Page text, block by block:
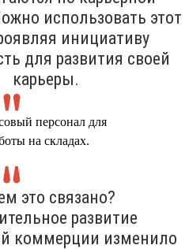
использовать этот
инициативу
для развития своей
карьеры.
персонал для
на складах.
это связано?
развитие
коммерции изменило